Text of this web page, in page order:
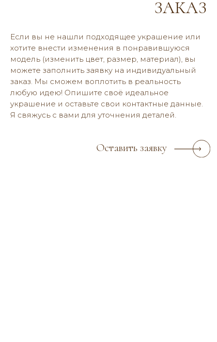
Все фото — и видеоматериалы являются объектом авторского права
и запрещены для копирования, использования и распространения.
СПИСОК ФОТОГРАФОВ
Договор оферты
Политика конфиденциальности